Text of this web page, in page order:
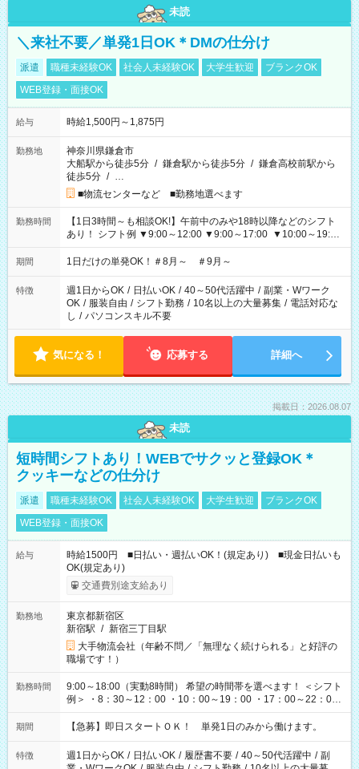
未読
＼来社不要／単発1日OK＊DMの仕分け
派遣 職種未経験OK 社会人未経験OK 大学生歓迎
ブランクOK
WEB登録・面接OK
給与 時給1,500円～1,875円
勤務地
神奈川県鎌倉市
大船駅から徒歩5分 / 鎌倉駅から徒歩5分 / 鎌倉高校前駅から
徒歩5分 / …
■物流センターなど ■勤務地選べます
勤務時間
【1日3時間～も相談OK!】午前中のみや18時以降などのシフト
あり！ シフト例 ▼9:00～12:00 ▼9:00～17:00 ▼10:00～19:00
▼18:00～21:00
期間 1日だけの単発OK！＃8月～ ＃9月～
特徴 週1日からOK / 日払いOK / 40～50代活躍中 / 副業・Wワーク
OK / 服装自由 / シフト勤務 / 10名以上の大量募集 / 電話対応な
し / パソコンスキル不要
気になる！ 応募する 詳細へ
掲載日：2026.08.07
未読
短時間シフトあり！WEBでサクッと登録OK＊
クッキーなどの仕分け
派遣 職種未経験OK 社会人未経験OK 大学生歓迎
ブランクOK
WEB登録・面接OK
給与
時給1500円 ■日払い・週払いOK！(規定あり) ■現金日払いも
OK(規定あり)
交通費別途支給あり
勤務地
東京都新宿区
新宿駅 / 新宿三丁目駅
大手物流会社（年齢不問／「無理なく続けられる」と好評の
職場です！）
勤務時間
9:00～18:00（実動8時間） 希望の時間帯を選べます！ ＜シフト
例＞ ・8：30～12：00 ・10：00～19：00 ・17：00～22：00
・13：00～22：00 ・22：00～翌6：00 など
期間 【急募】即日スタートＯＫ！ 単発1日のみから働けます。
特徴 週1日からOK / 日払いOK / 履歴書不要 / 40～50代活躍中 / 副